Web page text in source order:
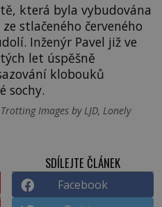
která byla vybudována
stlačeného červeného
Inženýr Pavel již ve
let úspěšně
klobouků
sochy.
Images by LJD, Lonely
SDÍLEJTE ČLÁNEK
Facebook